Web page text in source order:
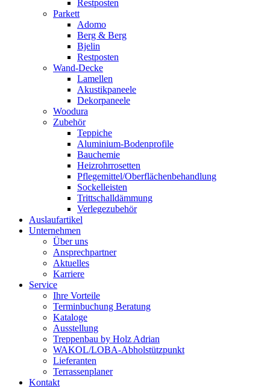
Restposten
Parkett
Adomo
Berg & Berg
Bjelin
Restposten
Wand-Decke
Lamellen
Akustikpaneele
Dekorpaneele
Woodura
Zubehör
Teppiche
Aluminium-Bodenprofile
Bauchemie
Heizrohrrosetten
Pflegemittel/Oberflächenbehandlung
Sockelleisten
Trittschalldämmung
Verlegezubehör
Auslaufartikel
Unternehmen
Über uns
Ansprechpartner
Aktuelles
Karriere
Service
Ihre Vorteile
Terminbuchung Beratung
Kataloge
Ausstellung
Treppenbau by Holz Adrian
WAKOL/LOBA-Abholstützpunkt
Lieferanten
Terrassenplaner
Kontakt